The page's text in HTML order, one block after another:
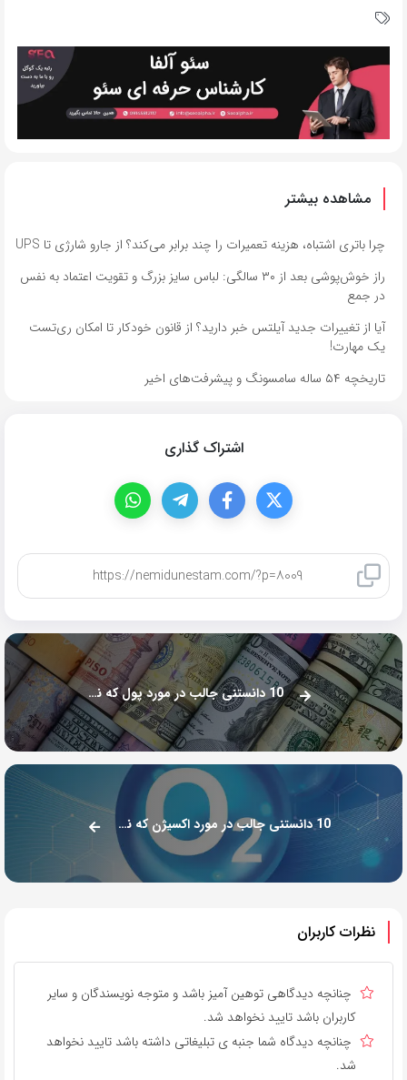
مشاهده بیشتر
چرا باتری اشتباه، هزینه تعمیرات را چند برابر می‌کند؟ از جارو شارژی تا UPS
راز خوش‌پوشی بعد از ۳۰ سالگی: لباس سایز بزرگ و تقویت اعتماد به نفس
در جمع
آیا از تغییرات جدید آیلتس خبر دارید؟ از قانون خودکار تا امکان ری‌تست
یک مهارت!
تاریخچه ۵۴ ساله سامسونگ و پیشرفت‌های اخیر
اشتراک گذاری
10 دانستنی جالب در مورد پول که نمی دانستید!
10 دانستنی جالب در مورد اکسیژن که نمی دانستید!
نظرات کاربران
چنانچه دیدگاهی توهین آمیز باشد و متوجه نویسندگان و سایر
کاربران باشد تایید نخواهد شد.
چنانچه دیدگاه شما جنبه ی تبلیغاتی داشته باشد تایید نخواهد
شد.